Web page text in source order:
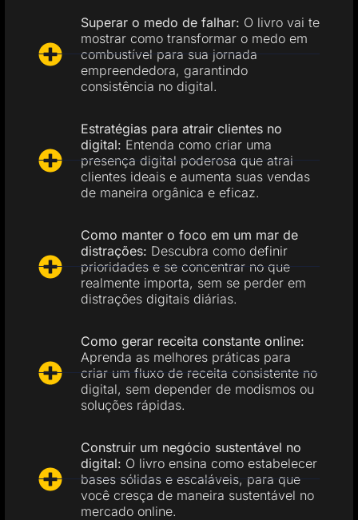
Superar o medo de falhar: O livro vai te
mostrar como transformar o medo em
combustível para sua jornada
empreendedora, garantindo
consistência no digital.
Estratégias para atrair clientes no
digital: Entenda como criar uma
presença digital poderosa que atrai
clientes ideais e aumenta suas vendas
de maneira orgânica e eficaz.
Como manter o foco em um mar de
distrações: Descubra como definir
prioridades e se concentrar no que
realmente importa, sem se perder em
distrações digitais diárias.
Como gerar receita constante online:
Aprenda as melhores práticas para
criar um fluxo de receita consistente no
digital, sem depender de modismos ou
soluções rápidas.
Construir um negócio sustentável no
digital: O livro ensina como estabelecer
bases sólidas e escaláveis, para que
você cresça de maneira sustentável no
mercado online.